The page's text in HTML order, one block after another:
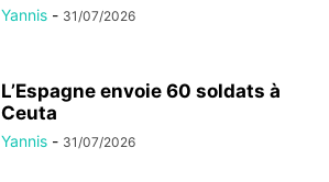
Yannis - 31/07/2026
L’Espagne envoie 60 soldats à
Ceuta
Yannis - 31/07/2026